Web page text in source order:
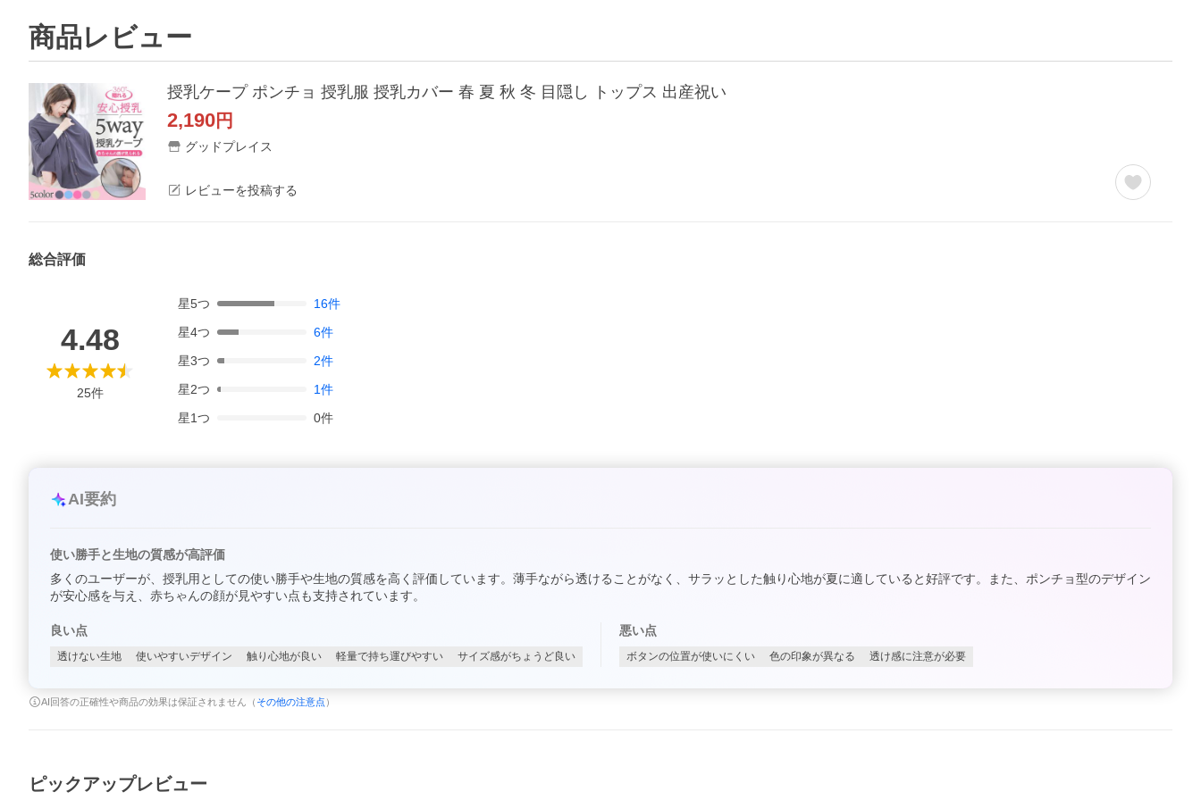
商品レビュー
授乳ケープ ポンチョ 授乳服 授乳カバー 春 夏 秋 冬 目隠し トップス 出産祝い
2,190円
グッドプレイス
レビューを投稿する
総合評価
4.48
25件
星5つ 16件
星4つ 6件
星3つ 2件
星2つ 1件
星1つ 0件
AI要約
使い勝手と生地の質感が高評価
多くのユーザーが、授乳用としての使い勝手や生地の質感を高く評価しています。薄手ながら透けることがなく、サラッとした触り心地が夏に適していると好評です。また、ポンチョ型のデザイン
が安心感を与え、赤ちゃんの顔が見やすい点も支持されています。
良い点
透けない生地 使いやすいデザイン 触り心地が良い 軽量で持ち運びやすい サイズ感がちょうど良い
悪い点
ボタンの位置が使いにくい 色の印象が異なる 透け感に注意が必要
AI回答の正確性や商品の効果は保証されません（ その他の注意点 ）
ピックアップレビュー